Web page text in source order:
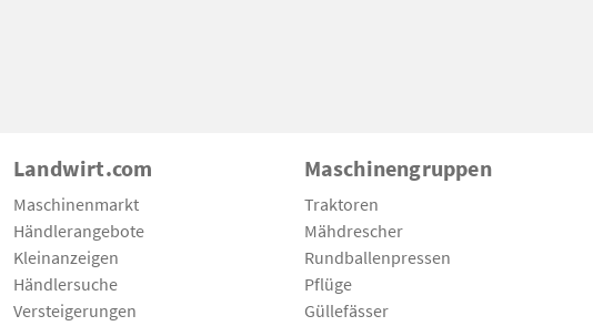
Landwirt.com
Maschinenmarkt
Händlerangebote
Kleinanzeigen
Händlersuche
Versteigerungen
Maschinengruppen
Traktoren
Mähdrescher
Rundballenpressen
Pflüge
Güllefässer